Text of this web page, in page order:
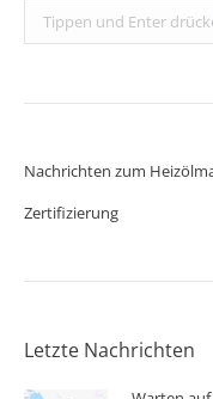
Search:
Nachrichten zum
Zertifizierung
Letzte Nachrichten